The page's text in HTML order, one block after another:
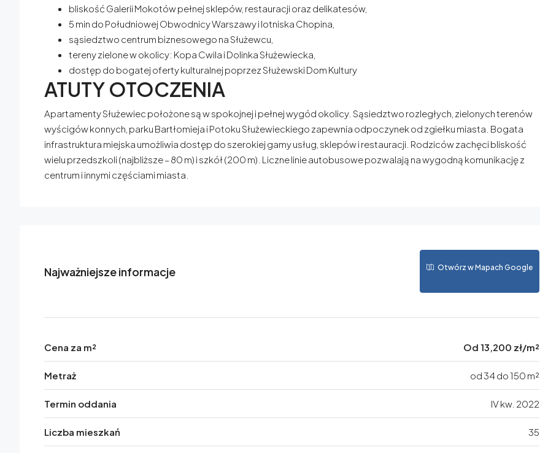
bliskość Galerii Mokotów pełnej sklepów, restauracji oraz delikatesów,
5 min do Południowej Obwodnicy Warszawy i lotniska Chopina,
sąsiedztwo centrum biznesowego na Służewcu,
tereny zielone w okolicy: Kopa Cwila i Dolinka Służewiecka,
dostęp do bogatej oferty kulturalnej poprzez Służewski Dom Kultury
ATUTY OTOCZENIA
Apartamenty Służewiec położone są w spokojnej i pełnej wygód okolicy. Sąsiedztwo rozległych, zielonych terenów
wyścigów konnych, parku Bartłomieja i Potoku Służewieckiego zapewnia odpoczynek od zgiełku miasta. Bogata
infrastruktura miejska umożliwia dostęp do szerokiej gamy usług, sklepów i restauracji. Rodziców zachęci bliskość
wielu przedszkoli (najbliższe – 80 m) i szkół (200 m). Liczne linie autobusowe pozwalają na wygodną komunikację z
centrum i innymi częściami miasta.
Najważniejsze informacje Otwórz w Mapach Google
Cena za m² Od 13,200 zł/m²
Metraż od 34 do 150 m²
Termin oddania IV kw. 2022
Liczba mieszkań 35